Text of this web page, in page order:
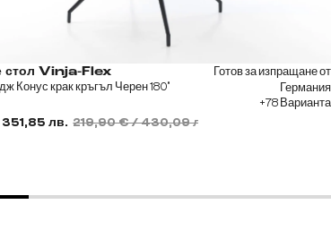
стол Vinja-Flex
Конус крак кръгъл Черен 180°
лв. 219,90 € / 430,09 лв.
Готов за изпращане от
Германия
+78 Варианта